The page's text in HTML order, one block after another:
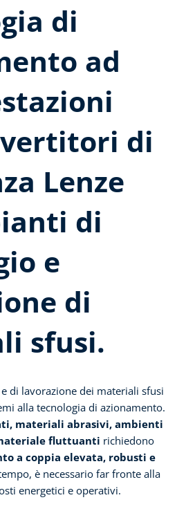
di
ad
di
Lenze
di
e
di
sfusi.
di lavorazione dei materiali sfusi
alla tecnologia di azionamento.
materiali abrasivi, ambienti
fluttuanti richiedono
a coppia elevata, robusti e
è necessario far fronte alla
energetici e operativi.